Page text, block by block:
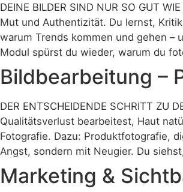
DEINE BILDER SIND NUR SO GUT
Mut und Authentizität. Du lernst,
warum Trends kommen und gehen
Modul spürst du wieder, warum du
Bildbearbeitung –
DER ENTSCHEIDENDE SCHRITT
Qualitätsverlust bearbeitest, Haut
Fotografie. Dazu: Produktfotografie,
Angst, sondern mit Neugier. Du
Marketing &